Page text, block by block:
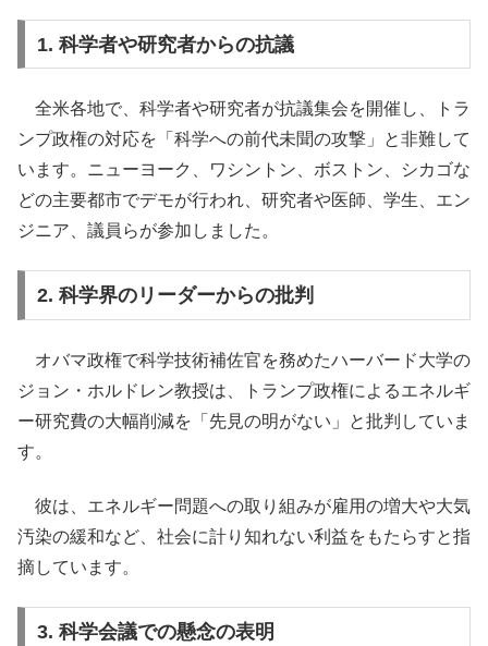
1. 科学者や研究者からの抗議
全米各地で、科学者や研究者が抗議集会を開催し、トラ
ンプ政権の対応を「科学への前代未聞の攻撃」と非難して
います。​ニューヨーク、ワシントン、ボストン、シカゴな
どの主要都市でデモが行われ、研究者や医師、学生、エン
ジニア、議員らが参加しました。 ​
2. 科学界のリーダーからの批判
オバマ政権で科学技術補佐官を務めたハーバード大学の
ジョン・ホルドレン教授は、トランプ政権によるエネルギ
ー研究費の大幅削減を「先見の明がない」と批判していま
す。
彼は、エネルギー問題への取り組みが雇用の増大や大気
汚染の緩和など、社会に計り知れない利益をもたらすと指
摘しています。 ​
3. 科学会議での懸念の表明